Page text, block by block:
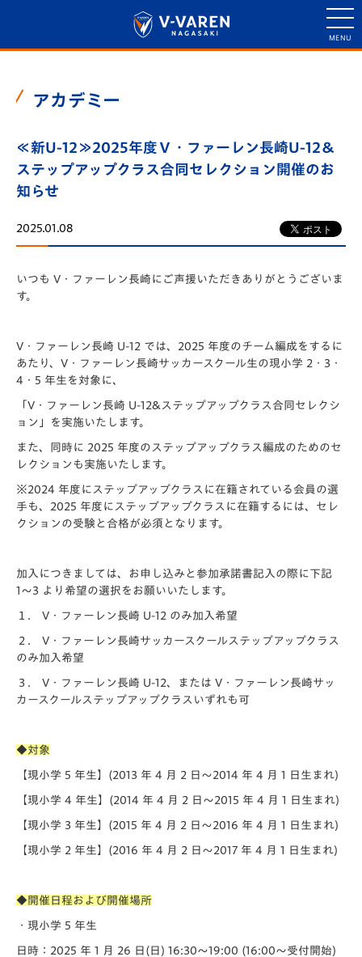
アカデミー
≪新U-12≫2025年度Ｖ・ファーレン長崎U-12＆
ステップアップクラス合同セレクション開催のお
知らせ
2025.01.08
いつも V・ファーレン⻑崎にご声援いただきありがとうございま
す。
V・ファーレン⻑崎 U-12 では、2025 年度のチーム編成をするに
あたり、V・ファーレン⻑崎サッカースクール生の現小学 2・3・
4・5 年生を対象に、
「V・ファーレン⻑崎 U-12&ステップアップクラス合同セレクシ
ョン」を実施いたします。
また、同時に 2025 年度のステップアップクラス編成のためのセ
レクションも実施いたします。
※2024 年度にステップアップクラスに在籍されている会員の選
手も、2025 年度にステップアップクラスに在籍するには、セレ
クションの受験と合格が必須となります。
加入につきましては、お申し込みと参加承諾書記入の際に下記
1〜3 より希望の選択をお願いいたします。
１． V・ファーレン⻑崎 U-12 のみ加入希望
２． V・ファーレン⻑崎サッカースクールステップアップクラス
のみ加入希望
３． V・ファーレン⻑崎 U-12、または V・ファーレン⻑崎サッ
カースクールステップアップクラスいずれも可
◆対象
【現小学 5 年生】(2013 年 4 月 2 日〜2014 年 4 月 1 日生まれ)
【現小学 4 年生】(2014 年 4 月 2 日〜2015 年 4 月 1 日生まれ)
【現小学 3 年生】(2015 年 4 月 2 日〜2016 年 4 月 1 日生まれ)
【現小学 2 年生】(2016 年 4 月 2 日〜2017 年 4 月 1 日生まれ)
◆開催日程および開催場所
・現小学 5 年生
日時：2025 年 1 月 26 日(日) 16:30〜19:00 (16:00〜受付開始)